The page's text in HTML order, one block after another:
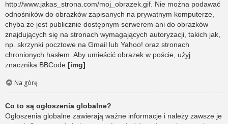
http://www.jakas_strona.com/moj_obrazek.gif. Nie można podawać
odnośników do obrazków zapisanych na prywatnym komputerze,
chyba że jest publicznie dostępnym serwerem ani do obrazków
znajdujących się na stronach wymagających autoryzacji, takich jak,
np. skrzynki pocztowe na Gmail lub Yahoo! oraz stronach
chronionych hasłem. Aby umieścić obrazek w poście, użyj
znacznika BBCode [img].
Na górę
Co to są ogłoszenia globalne?
Ogłoszenia globalne zawierają ważne informacje i należy zawsze je